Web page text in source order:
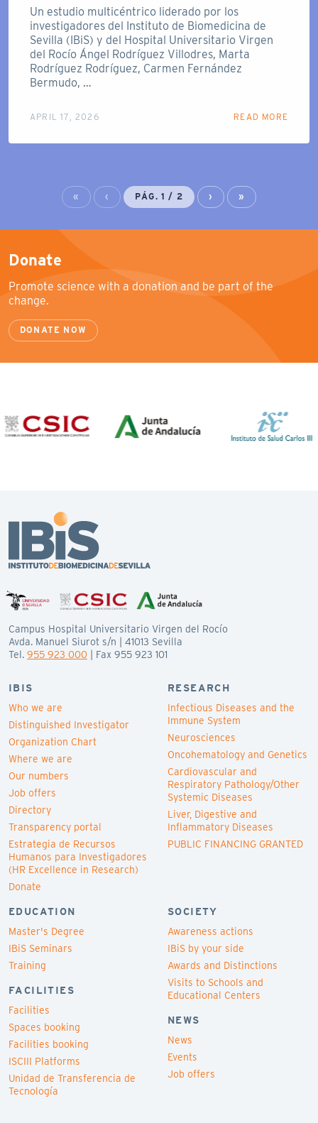
Un estudio multicéntrico liderado por los
investigadores del Instituto de Biomedicina de
Sevilla (IBiS) y del Hospital Universitario Virgen
del Rocío Ángel Rodríguez Villodres, Marta
Rodríguez Rodríguez, Carmen Fernández
Bermudo, …
APRIL 17, 2026 READ MORE
« ‹ PÁG. 1 / 2 › »
Donate
Promote science with a donation and be part of the
change.
DONATE NOW
Campus Hospital Universitario Virgen del Rocío
Avda. Manuel Siurot s/n | 41013 Sevilla
Tel. 955 923 000 | Fax 955 923 101
IBIS
Who we are
Distinguished Investigator
Organization Chart
Where we are
Our numbers
Job offers
Directory
Transparency portal
Estrategia de Recursos
Humanos para Investigadores
(HR Excellence in Research)
Donate
RESEARCH
Infectious Diseases and the
Immune System
Neurosciences
Oncohematology and Genetics
Cardiovascular and
Respiratory Pathology/Other
Systemic Diseases
Liver, Digestive and
Inflammatory Diseases
PUBLIC FINANCING GRANTED
EDUCATION
Master's Degree
IBiS Seminars
Training
FACILITIES
Facilities
Spaces booking
Facilities booking
ISCIII Platforms
Unidad de Transferencia de
Tecnología
SOCIETY
Awareness actions
IBiS by your side
Awards and Distinctions
Visits to Schools and
Educational Centers
NEWS
News
Events
Job offers